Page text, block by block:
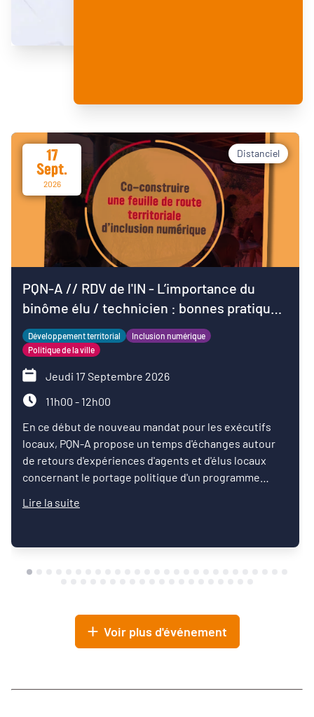
17
Sept.
2026
Distanciel
PQN-A // RDV de l'IN - L’importance du
binôme élu / technicien : bonnes pratiques
pour démarrer le mandat
Développement territorial
Inclusion numérique
Politique de la ville
Jeudi 17 Septembre 2026
11h00 - 12h00
En ce début de nouveau mandat pour les exécutifs
locaux, PQN-A propose un temps d'échanges autour
de retours d'expériences d'agents et d'élus locaux
concernant le portage politique d'un programme
Lire la suite
Voir plus d'événement